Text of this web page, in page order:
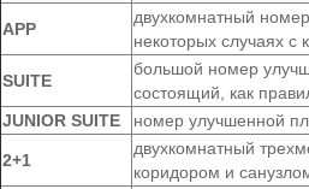
APP
двухкомнатный
некоторых случаях с
SUITE
большой номер
состоящий, как
JUNIOR SUITE
номер улучшенной
2+1
двухкомнатный
коридором и